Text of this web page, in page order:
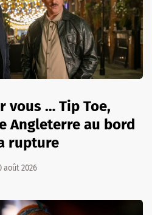
vous … Tip Toe,
Angleterre au bord
rupture
août 2026